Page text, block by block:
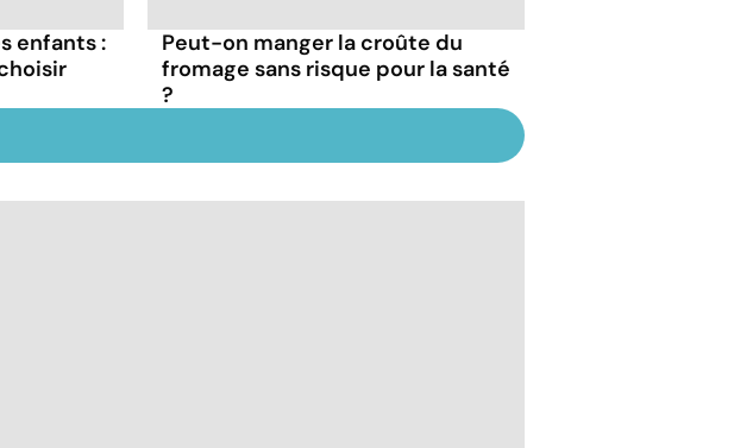
enfants :
Peut-on manger la croûte du
fromage sans risque pour la santé
?